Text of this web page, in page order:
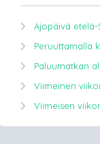
Ajopäivä etelä-
Peruuttamalla
Paluumatkan
Viimeinen
Viimeisen